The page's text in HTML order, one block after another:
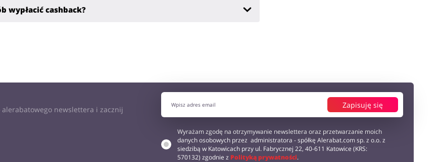
wypłacić cashback?
newslettera i zacznij
Zapisuję się
Wyrażam zgodę na otrzymywanie newslettera oraz przetwarzanie moich
danych osobowych przez administratora - spółkę Alerabat.com sp. z o.o. z
siedzibą w Katowicach przy ul. Fabrycznej 22, 40-611 Katowice (KRS:
570132) zgodnie z Polityką prywatności.